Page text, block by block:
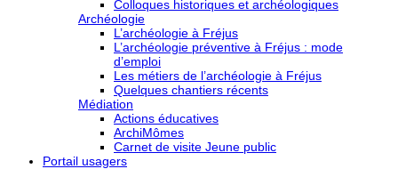
Colloques historiques et archéologiques
Archéologie
L’archéologie à Fréjus
L’archéologie préventive à Fréjus : mode
d’emploi
Les métiers de l’archéologie à Fréjus
Quelques chantiers récents
Médiation
Actions éducatives
ArchiMômes
Carnet de visite Jeune public
Portail usagers